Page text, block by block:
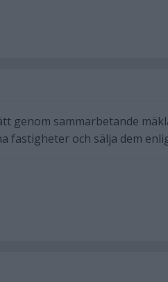
genom sammarbetande
fastigheter och sälja dem